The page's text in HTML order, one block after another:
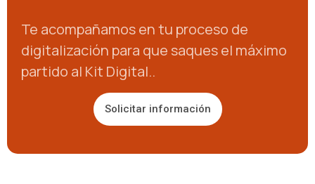
Te acompañamos en tu proceso de
digitalización para que saques el máximo
partido al Kit Digital..
Solicitar información